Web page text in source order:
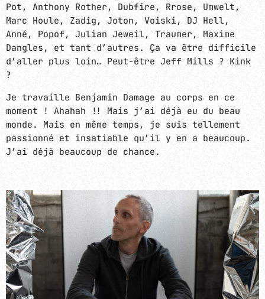
Pot, Anthony Rother, Dubfire, Rrose, Umwelt,
Marc Houle, Zadig, Joton, Voiski, DJ Hell,
Anné, Popof, Julian Jeweil, Traumer, Maxime
Dangles, et tant d’autres. Ça va être difficile
d’aller plus loin… Peut-être Jeff Mills ? Kink
?
Je travaille Benjamin Damage au corps en ce
moment ! Ahahah !! Mais j’ai déjà eu du beau
monde. Mais en même temps, je suis tellement
passionné et insatiable qu’il y en a beaucoup.
J’ai déjà beaucoup de chance.